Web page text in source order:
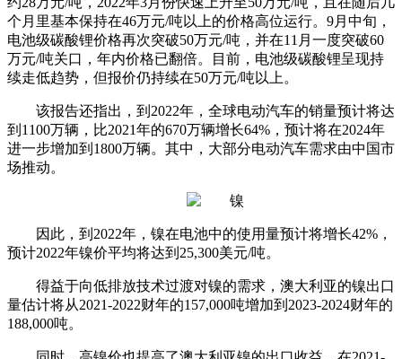
个月里基本保持在46万元/吨以上的价格高位运行。9月中旬，
电池级碳酸锂价格再次突破50万元/吨，并在11月一度突破60
万元/吨关口，年内价格已翻倍。目前，电池级碳酸锂呈现持
续走低趋势，但报价仍持续在50万元/吨以上。
该报告还指出，到2022年，全球电动汽车的销量预计将达
到1100万辆，比2021年的670万辆增长64%，预计将在2024年
进一步增加到1800万辆。其中，大部分电动汽车需求由中国市
场推动。
因此，到2022年，镍在电池中的使用量预计将增长42%，
预计2022年镍价平均将达到25,300美元/吨。
得益于向低排放技术过渡对镍的需求，澳大利亚的镍出口
量估计将从2021-2022财年的157,000吨增加到2023-2024财年的
188,000吨。